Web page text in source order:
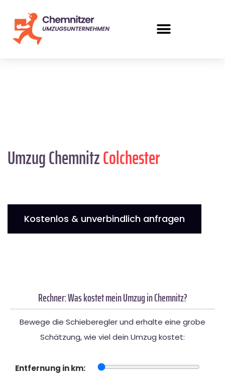
Umzug ChemnitzColchester
Kostenlos & unverbindlich anfragen
Rechner: Was kostet mein Umzug in Chemnitz?
Bewege die Schieberegler und erhalte eine grobe
Schätzung, wie viel dein Umzug kostet:
Entfernung in km: